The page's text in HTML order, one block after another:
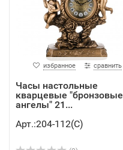
избранное сравнить
Часы настольные
кварцевые "бронзовые
ангелы" 21...
Арт.:204-112(C)